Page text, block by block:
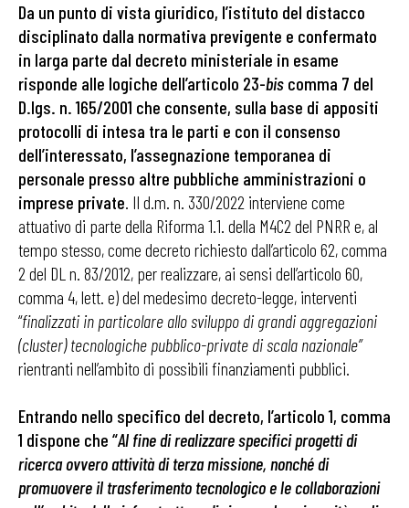
Da un punto di vista giuridico, l’istituto del distacco
disciplinato dalla normativa previgente e confermato
in larga parte dal decreto ministeriale in esame
risponde alle logiche dell’articolo 23-bis comma 7 del
D.lgs. n. 165/2001 che consente, sulla base di appositi
protocolli di intesa tra le parti e con il consenso
dell’interessato, l’assegnazione temporanea di
personale presso altre pubbliche amministrazioni o
imprese private. Il d.m. n. 330/2022 interviene come
attuativo di parte della Riforma 1.1. della M4C2 del PNRR e, al
tempo stesso, come decreto richiesto dall’articolo 62, comma
2 del DL n. 83/2012, per realizzare, ai sensi dell’articolo 60,
comma 4, lett. e) del medesimo decreto-legge, interventi
“finalizzati in particolare allo sviluppo di grandi aggregazioni
(cluster) tecnologiche pubblico-private di scala nazionale”
rientranti nell’ambito di possibili finanziamenti pubblici.
Entrando nello specifico del decreto, l’articolo 1, comma
1 dispone che “Al fine di realizzare specifici progetti di
ricerca ovvero attività di terza missione, nonché di
promuovere il trasferimento tecnologico e le collaborazioni